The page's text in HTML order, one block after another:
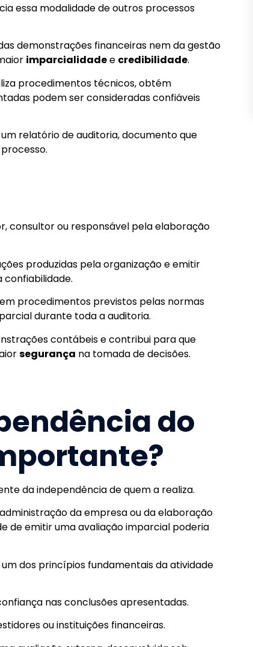
essa modalidade de outros processos
demonstrações financeiras nem da gestão
imparcialidadee credibilidade.
procedimentos técnicos, obtém
podem ser consideradas confiáveis
relatório de auditoria, documento que
consultor ou responsável pela elaboração
produzidas pela organização e emitir
procedimentos previstos pelas normas
durante toda a auditoria.
contábeis e contribui para que
segurança na tomada de decisões.
do
da independência de quem a realiza.
da empresa ou da elaboração
de emitir uma avaliação imparcial poderia
dos princípios fundamentais da atividade
nas conclusões apresentadas.
ou instituições financeiras.